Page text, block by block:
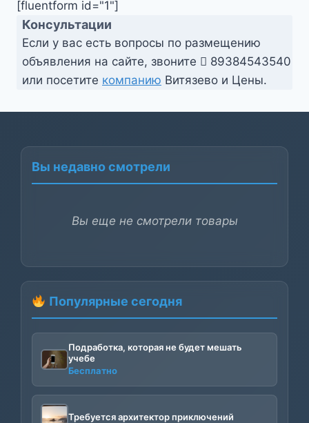
[fluentform id="1"]
Консультации
Если у вас есть вопросы по размещению
объявления на сайте, звоните
89384543540
или посетите компанию Витязево и Цены.
Вы недавно смотрели
Вы еще не смотрели товары
Популярные сегодня
Подработка, которая не будет мешать
учебе
Бесплатно
Требуется архитектор приключений